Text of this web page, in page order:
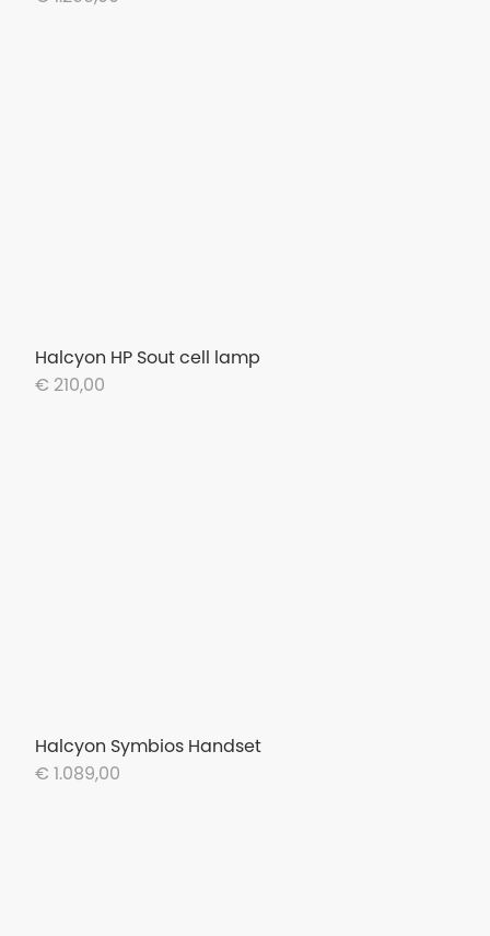
Halcyon HP Sout cell lamp
€ 210,00
Halcyon Symbios Handset
€ 1.089,00